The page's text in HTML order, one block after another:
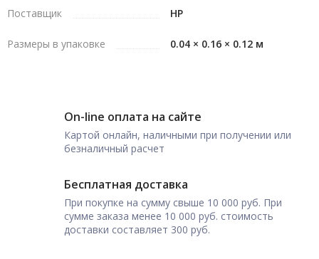
Поставщик HP
Размеры в упаковке 0.04 × 0.16 × 0.12 м
On-line оплата на сайте
Картой онлайн, наличными при получении или
безналичный расчет
Бесплатная доставка
При покупке на сумму свыше 10 000 руб. При
сумме заказа менее 10 000 руб. стоимость
доставки составляет 300 руб.